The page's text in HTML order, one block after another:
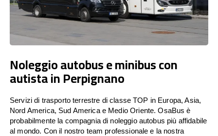
Noleggio autobus e minibus con
autista in Perpignano
Servizi di trasporto terrestre di classe TOP in Europa, Asia,
Nord America, Sud America e Medio Oriente. OsaBus è
probabilmente la compagnia di noleggio autobus più affidabile
al mondo. Con il nostro team professionale e la nostra